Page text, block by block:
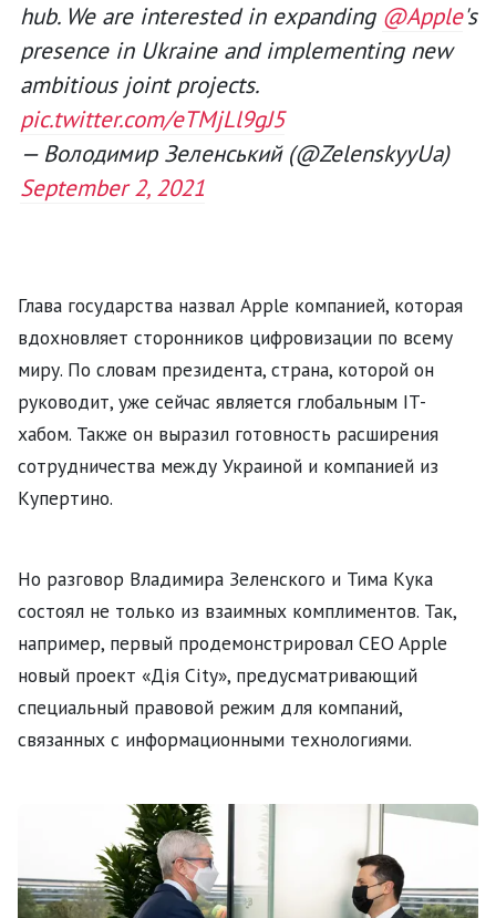
hub. We are interested in expanding @Apple's
presence in Ukraine and implementing new
ambitious joint projects.
pic.twitter.com/eTMjLl9gJ5
— Володимир Зеленський (@ZelenskyyUa)
September 2, 2021
Глава государства назвал Apple компанией, которая
вдохновляет сторонников цифровизации по всему
миру. По словам президента, страна, которой он
руководит, уже сейчас является глобальным IT-
хабом. Также он выразил готовность расширения
сотрудничества между Украиной и компанией из
Купертино.
Но разговор Владимира Зеленского и Тима Кука
состоял не только из взаимных комплиментов. Так,
например, первый продемонстрировал CEO Apple
новый проект «Дія City», предусматривающий
специальный правовой режим для компаний,
связанных с информационными технологиями.